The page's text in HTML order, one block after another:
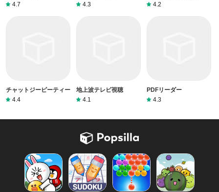
4.7
4.3
4.2
チャットジーピーティー
4.4
地上波テレビ視聴
4.1
PDFリーダー
4.3